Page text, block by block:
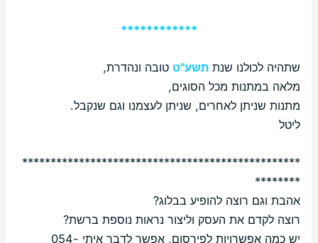
************
שתהיה לכולנו שנתתשע"ט טובה ונהדרת,
מלאה במתנות מכל הסוגים,
מתנות שניתן לאחרים, שניתן לעצמנו וגם שנקבל.
ליטל
*************************************************
********
אהבת וגם רוצה להופיע בבלוג?
רוצה לקדם את העסק וליצור נראות נוספת ברשת?
יש כמה אפשרויות לפירסום, אפשר לדבר איתי 054-